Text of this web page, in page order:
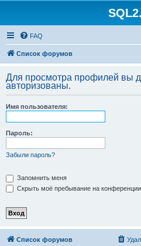
FAQ
Список форумов
Для просмотра профилей вы
авторизованы.
Имя пользователя:
Пароль:
Забыли пароль?
Запомнить меня
Скрыть моё пребывание на конференции
Список форумов